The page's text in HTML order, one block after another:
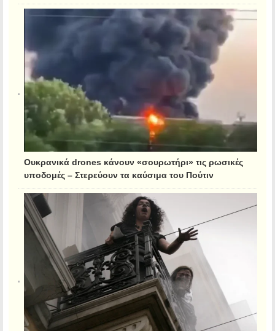
Ουκρανικά drones κάνουν «σουρωτήρι» τις ρωσικές
υποδομές – Στερεύουν τα καύσιμα του Πούτιν